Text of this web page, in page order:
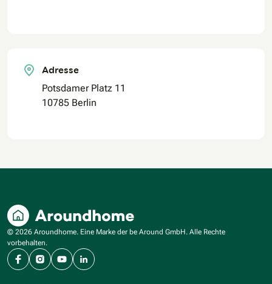
Adresse
Potsdamer Platz 11
10785 Berlin
© 2026 Aroundhome. Eine Marke der be Around GmbH. Alle Rechte
vorbehalten.
FacebookInstagram
YouTubeLinkedIn